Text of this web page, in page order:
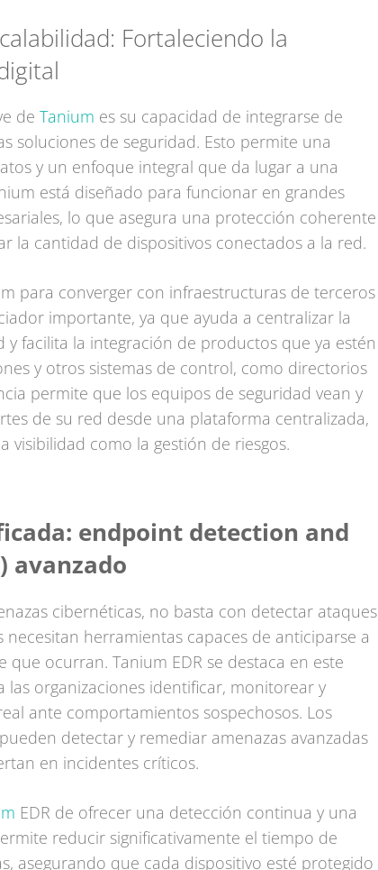
Fortaleciendo la
de Tanium es su capacidad de integrarse de
soluciones de seguridad. Esto permite una
y un enfoque integral que da lugar a una
está diseñado para funcionar en grandes
lo que asegura una protección coherente
la cantidad de dispositivos conectados a la red.
para converger con infraestructuras de terceros
importante, ya que ayuda a centralizar la
y facilita la integración de productos que ya estén
y otros sistemas de control, como directorios
permite que los equipos de seguridad vean y
de su red desde una plataforma centralizada,
visibilidad como la gestión de riesgos.
endpoint detection and
avanzado
cibernéticas, no basta con detectar ataques
necesitan herramientas capaces de anticiparse a
que ocurran. Tanium EDR se destaca en este
las organizaciones identificar, monitorear y
ante comportamientos sospechosos. Los
detectar y remediar amenazas avanzadas
en incidentes críticos.
EDR de ofrecer una detección continua y una
reducir significativamente el tiempo de
asegurando que cada dispositivo esté protegido